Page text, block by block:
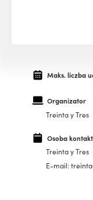
Maks. liczba
Organizator
Treinta y Tres
Osoba
Treinta y Tres
E-mail: